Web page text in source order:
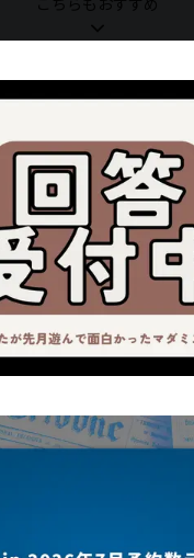
こちらもおすすめ